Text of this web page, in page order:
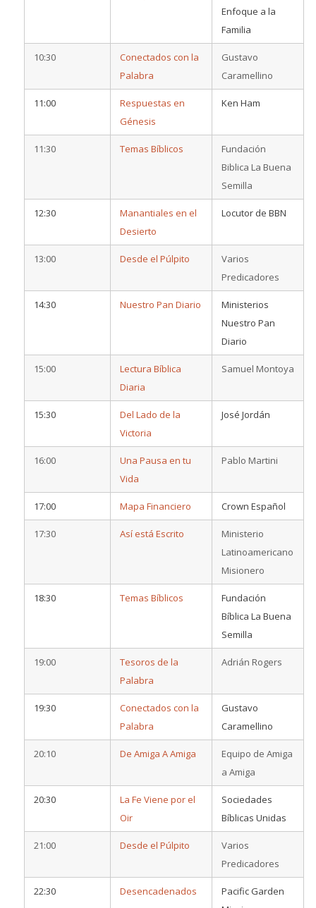
Enfoque a la
Familia
10:30
Conectados con la
Palabra
Gustavo
Caramellino
11:00
Respuestas en
Génesis
Ken Ham
11:30 Temas Bíblicos
Fundación
Biblica La Buena
Semilla
12:30
Manantiales en el
Desierto
Locutor de BBN
13:00 Desde el Púlpito
Varios
Predicadores
14:30 Nuestro Pan Diario
Ministerios
Nuestro Pan
Diario
15:00
Lectura Bíblica
Diaria
Samuel Montoya
15:30
Del Lado de la
Victoria
José Jordán
16:00
Una Pausa en tu
Vida
Pablo Martini
17:00 Mapa Financiero Crown Español
17:30 Así está Escrito
Ministerio
Latinoamericano
Misionero
18:30 Temas Bíblicos
Fundación
Bíblica La Buena
Semilla
19:00
Tesoros de la
Palabra
Adrián Rogers
19:30
Conectados con la
Palabra
Gustavo
Caramellino
20:10 De Amiga A Amiga
Equipo de Amiga
a Amiga
20:30
La Fe Viene por el
Oir
Sociedades
Bíblicas Unidas
21:00 Desde el Púlpito
Varios
Predicadores
22:30 Desencadenados
Pacific Garden